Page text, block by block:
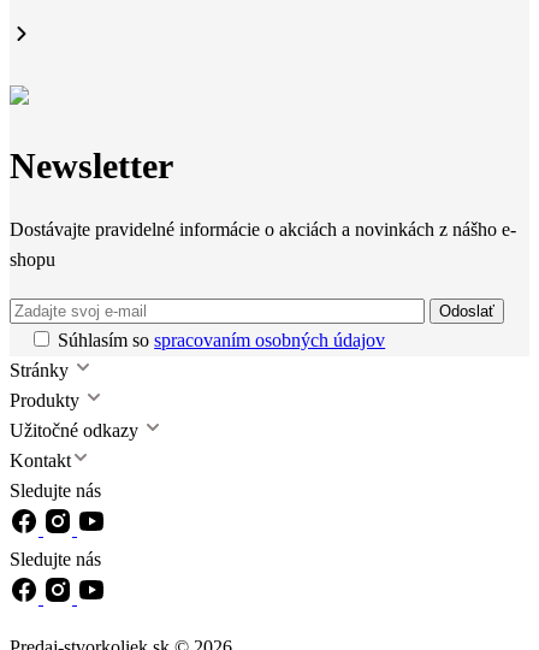
Newsletter
Dostávajte pravidelné informácie o akciách a novinkách z nášho e-
shopu
Odoslať
Súhlasím sospracovaním osobných údajov
Stránky
Produkty
Užitočné odkazy
Kontakt
Sledujte nás
Sledujte nás